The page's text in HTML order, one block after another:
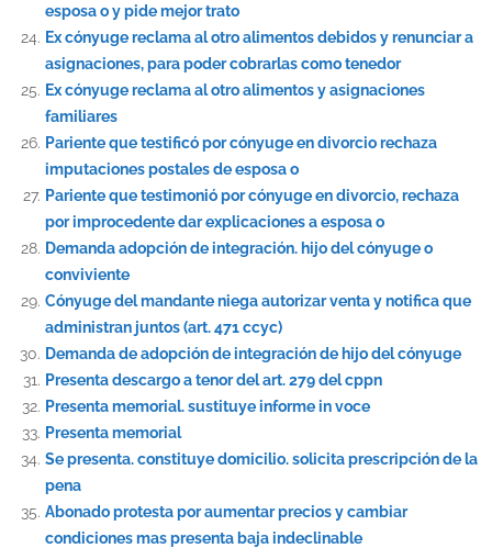
esposa o y pide mejor trato
Ex cónyuge reclama al otro alimentos debidos y renunciar a
asignaciones, para poder cobrarlas como tenedor
Ex cónyuge reclama al otro alimentos y asignaciones
familiares
Pariente que testificó por cónyuge en divorcio rechaza
imputaciones postales de esposa o
Pariente que testimonió por cónyuge en divorcio, rechaza
por improcedente dar explicaciones a esposa o
Demanda adopción de integración. hijo del cónyuge o
conviviente
Cónyuge del mandante niega autorizar venta y notifica que
administran juntos (art. 471 ccyc)
Demanda de adopción de integración de hijo del cónyuge
Presenta descargo a tenor del art. 279 del cppn
Presenta memorial. sustituye informe in voce
Presenta memorial
Se presenta. constituye domicilio. solicita prescripción de la
pena
Abonado protesta por aumentar precios y cambiar
condiciones mas presenta baja indeclinable